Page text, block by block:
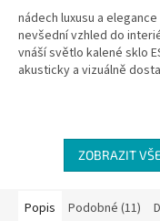
hvězdiček.
nádech luxusu a elegance
nevšední vzhled do
vnáší světlo kalené sklo
akusticky a vizuálně
ZOBRAZIT
Popis Podobné (11)